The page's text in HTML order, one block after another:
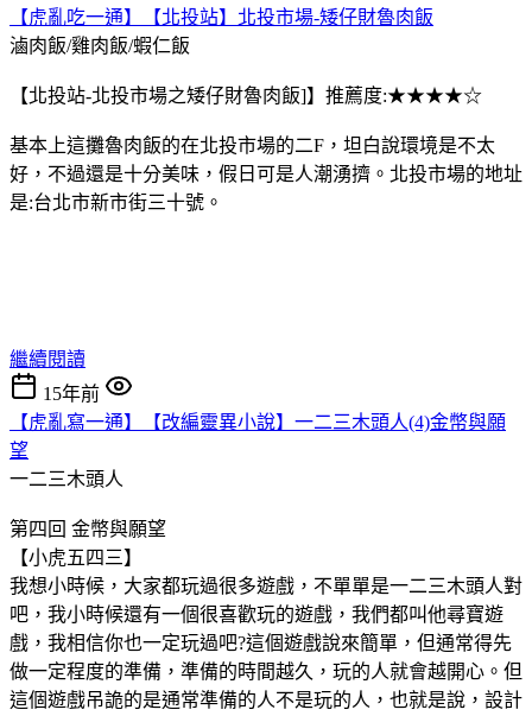
【虎亂吃一通】【北投站】北投市場-矮仔財魯肉飯
滷肉飯/雞肉飯/蝦仁飯
【北投站-北投市場之矮仔財魯肉飯]】推薦度:★★★★☆
基本上這攤魯肉飯的在北投市場的二F，坦白說環境是不太
好，不過還是十分美味，假日可是人潮湧擠。北投市場的地址
是:台北市新市街三十號。
繼續閱讀
15年前
【虎亂寫一通】【改編靈異小說】一二三木頭人(4)金幣與願
望
一二三木頭人
第四回 金幣與願望
【小虎五四三】
我想小時候，大家都玩過很多遊戲，不單單是一二三木頭人對
吧，我小時候還有一個很喜歡玩的遊戲，我們都叫他尋寶遊
戲，我相信你也一定玩過吧?這個遊戲說來簡單，但通常得先
做一定程度的準備，準備的時間越久，玩的人就會越開心。但
這個遊戲吊詭的是通常準備的人不是玩的人，也就是說，設計